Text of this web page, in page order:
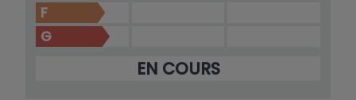
F
G
EN COURS